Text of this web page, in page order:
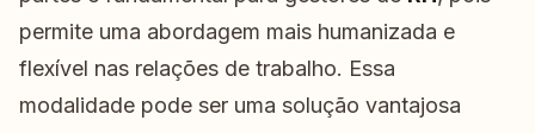
permite uma abordagem mais humanizada e
flexível nas relações de trabalho. Essa
modalidade pode ser uma solução vantajosa